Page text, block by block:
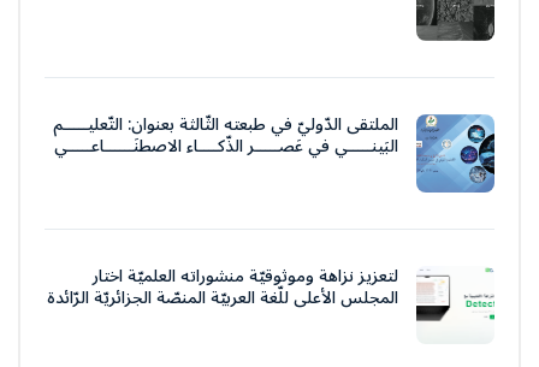
الملتقى الدّوليّ في طبعته الثّالثة بعنوان: التّعليـــــم
البَينـــــي في عَصـــــر الذّكــــاء الاصطنَــــــاعـــــي
لتعزيز نزاهة وموثوقيّة منشوراته العلميّة اختار
المجلس الأعلى للّغة العربيّة المنصّة الجزائريّة الرّائدة